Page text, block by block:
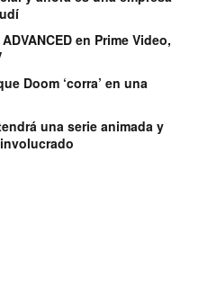
en Prime Video,
Doom ‘corra’ en una
una serie animada y